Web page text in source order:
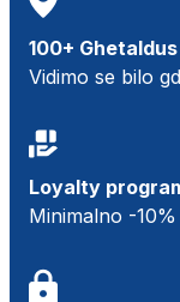
100+
Vidimo se bilo
Loyalty
Minimalno -